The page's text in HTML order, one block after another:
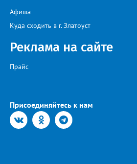
Афиша
Куда сходить в г. Златоуст
Реклама на сайте
Прайс
Присоединяйтесь к нам